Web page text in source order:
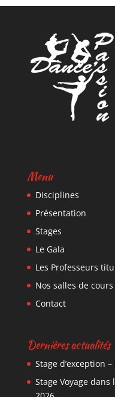
Menu
Disciplines
Présentation
Stages
Le Gala
Les Professeurs
Nos salles de cours
Contact
Dernières actualités
Stage d’exception
Stage Voyage